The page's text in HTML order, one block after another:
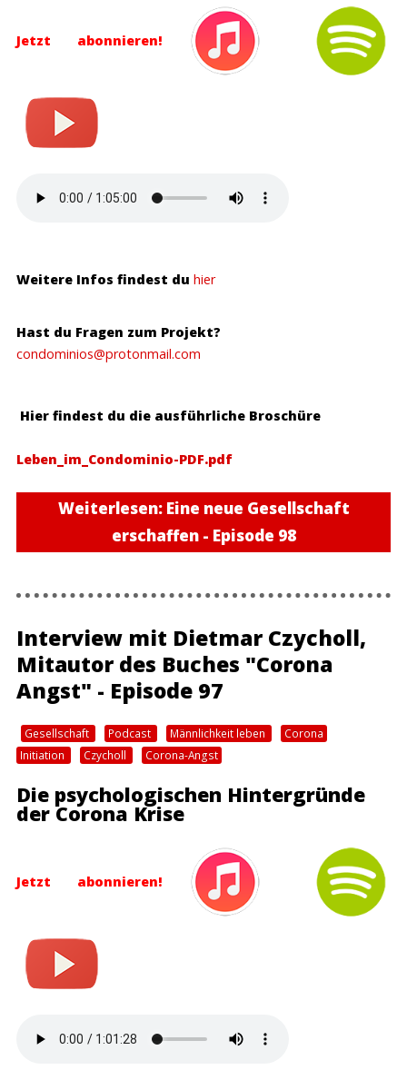
Jetzt abonnieren!
Weitere Infos findest du hier
Hast du Fragen zum Projekt?
condominios@protonmail.com
Hier findest du die ausführliche Broschüre
Leben_im_Condominio-PDF.pdf
Weiterlesen: Eine neue Gesellschaft
erschaffen - Episode 98
Interview mit Dietmar Czycholl,
Mitautor des Buches "Corona
Angst" - Episode 97
Gesellschaft Podcast Männlichkeit leben
Corona
Initiation
Czycholl Corona-Angst
Die psychologischen Hintergründe
der Corona Krise
Jetzt abonnieren!